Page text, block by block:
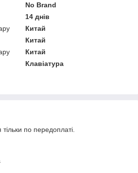
No Brand
14 днів
Китай
Китай
Китай
Клавіатура
по передоплаті.